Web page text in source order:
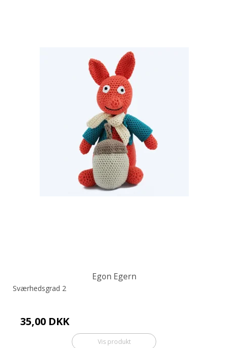
Egon Egern
Sværhedsgrad 2
35,00 DKK
Vis produkt